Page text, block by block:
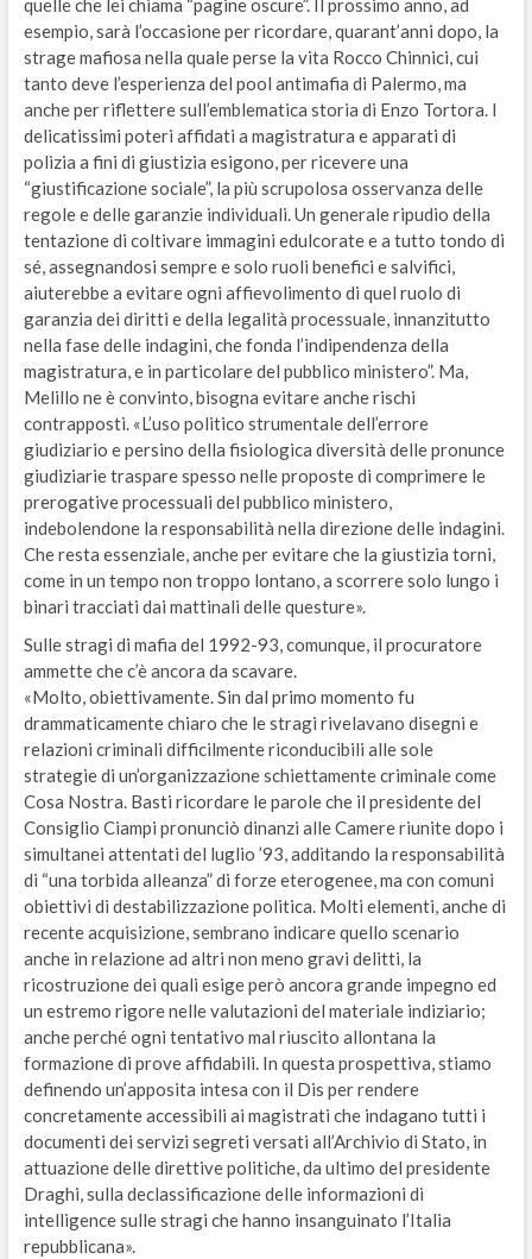
quelle che lei chiama “pagine oscure”. Il prossimo anno, ad
esempio, sarà l’occasione per ricordare, quarant’anni dopo, la
strage mafiosa nella quale perse la vita Rocco Chinnici, cui
tanto deve l’esperienza del pool antimafia di Palermo, ma
anche per riflettere sull’emblematica storia di Enzo Tortora. I
delicatissimi poteri affidati a magistratura e apparati di
polizia a fini di giustizia esigono, per ricevere una
“giustificazione sociale”, la più scrupolosa osservanza delle
regole e delle garanzie individuali. Un generale ripudio della
tentazione di coltivare immagini edulcorate e a tutto tondo di
sé, assegnandosi sempre e solo ruoli benefici e salvifici,
aiuterebbe a evitare ogni affievolimento di quel ruolo di
garanzia dei diritti e della legalità processuale, innanzitutto
nella fase delle indagini, che fonda l’indipendenza della
magistratura, e in particolare del pubblico ministero”. Ma,
Melillo ne è convinto, bisogna evitare anche rischi
contrapposti. «L’uso politico strumentale dell’errore
giudiziario e persino della fisiologica diversità delle pronunce
giudiziarie traspare spesso nelle proposte di comprimere le
prerogative processuali del pubblico ministero,
indebolendone la responsabilità nella direzione delle indagini.
Che resta essenziale, anche per evitare che la giustizia torni,
come in un tempo non troppo lontano, a scorrere solo lungo i
binari tracciati dai mattinali delle questure».
Sulle stragi di mafia del 1992-93, comunque, il procuratore
ammette che c’è ancora da scavare.
«Molto, obiettivamente. Sin dal primo momento fu
drammaticamente chiaro che le stragi rivelavano disegni e
relazioni criminali difficilmente riconducibili alle sole
strategie di un’organizzazione schiettamente criminale come
Cosa Nostra. Basti ricordare le parole che il presidente del
Consiglio Ciampi pronunciò dinanzi alle Camere riunite dopo i
simultanei attentati del luglio ’93, additando la responsabilità
di “una torbida alleanza” di forze eterogenee, ma con comuni
obiettivi di destabilizzazione politica. Molti elementi, anche di
recente acquisizione, sembrano indicare quello scenario
anche in relazione ad altri non meno gravi delitti, la
ricostruzione dei quali esige però ancora grande impegno ed
un estremo rigore nelle valutazioni del materiale indiziario;
anche perché ogni tentativo mal riuscito allontana la
formazione di prove affidabili. In questa prospettiva, stiamo
definendo un’apposita intesa con il Dis per rendere
concretamente accessibili ai magistrati che indagano tutti i
documenti dei servizi segreti versati all’Archivio di Stato, in
attuazione delle direttive politiche, da ultimo del presidente
Draghi, sulla declassificazione delle informazioni di
intelligence sulle stragi che hanno insanguinato l’Italia
repubblicana».